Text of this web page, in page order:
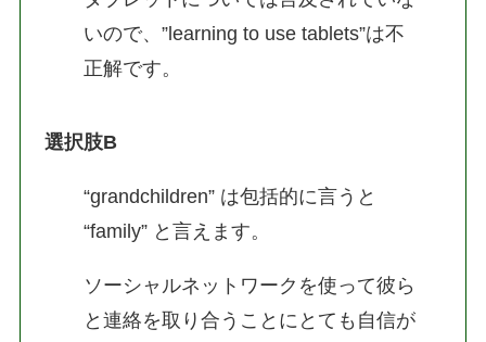
いので、”learning to use tablets”は不
正解です。
選択肢B
“grandchildren” は包括的に言うと
“family” と言えます。
ソーシャルネットワークを使って彼ら
と連絡を取り合うことにとても自信が